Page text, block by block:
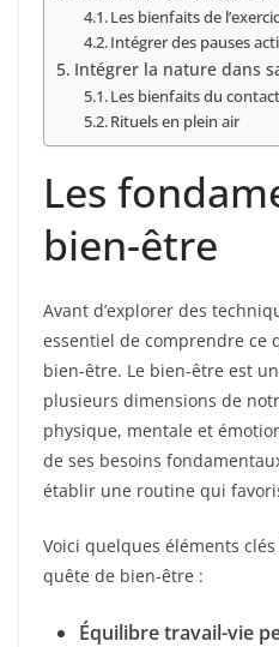
Les bienfaits de
Intégrer des pauses
Intégrer la nature dans
Les bienfaits du
Rituels en plein air
Les
bien-être
Avant d’explorer des
essentiel de comprendre ce
bien-être. Le bien-être est
plusieurs dimensions de
physique, mentale et
de ses besoins
établir une routine qui
Voici quelques éléments
quête de bien-être :
Équilibre travail-vie